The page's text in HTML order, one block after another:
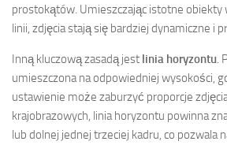
prostokątów. Umieszczając istotne obiekty
linii, zdjęcia stają się bardziej dynamiczne i
Inną kluczową zasadą jest linia horyzontu.
umieszczona na odpowiedniej wysokości,
ustawienie może zaburzyć proporcje
krajobrazowych, linia horyzontu powinna
lub dolnej jednej trzeciej kadru, co pozwala